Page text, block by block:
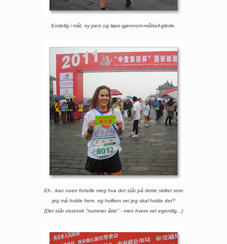
Endelig i mål, ny pers og løpe-gjennom-målseil-glede.
Eh...kan noen fortelle meg hva det står på dette skiltet som
jeg må holde frem, og hvilken vei jeg skal holde det?
(Det står visstnok "nummer åtte" - men hvem vet egentlig...)